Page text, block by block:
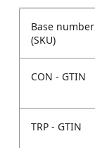
Base number
(SKU)
CON - GTIN
TRP - GTIN